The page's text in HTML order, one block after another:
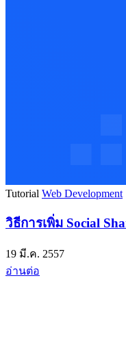
Tutorial Web Development
วิธีการเพิ่ม Social
19 มี.ค. 2557
อ่านต่อ